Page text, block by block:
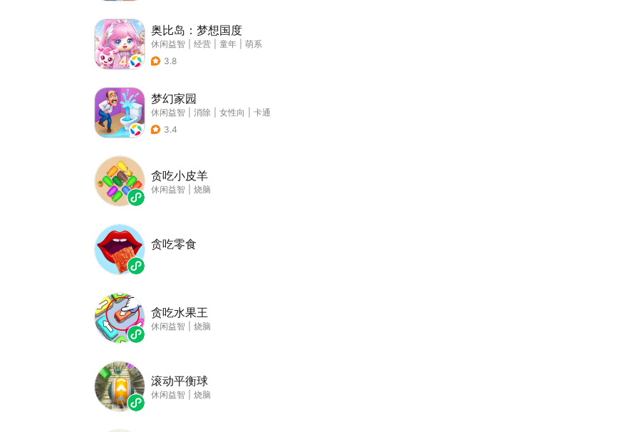
奥比岛：梦想国度
休闲益智 经营 童年
萌系
3.8
梦幻家园
休闲益智 消除 女性向
卡通
3.4
贪吃小皮羊
休闲益智 烧脑
贪吃零食
贪吃水果王
休闲益智 烧脑
滚动平衡球
休闲益智 烧脑